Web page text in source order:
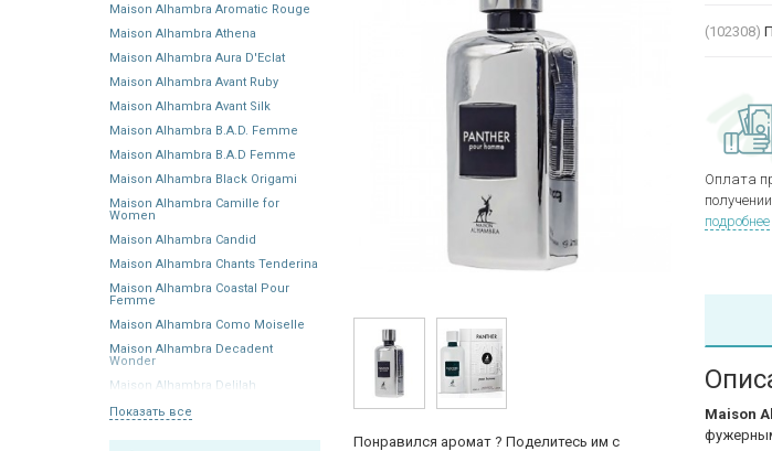
Maison Alhambra Aromatic Rouge
Maison Alhambra Athena
Maison Alhambra Aura D'Eclat
Maison Alhambra Avant Ruby
Maison Alhambra Avant Silk
Maison Alhambra B.A.D. Femme
Maison Alhambra B.A.D Femme
Maison Alhambra Black Origami
Maison Alhambra Camille for
Women
Maison Alhambra Candid
Maison Alhambra Chants Tenderina
Maison Alhambra Coastal Pour
Femme
Maison Alhambra Como Moiselle
Maison Alhambra Decadent
Wonder
Maison Alhambra Delilah
Показать все
Понравился аромат ? Поделитесь им с
(102308)
Оплата
получении
подробнее
Maison